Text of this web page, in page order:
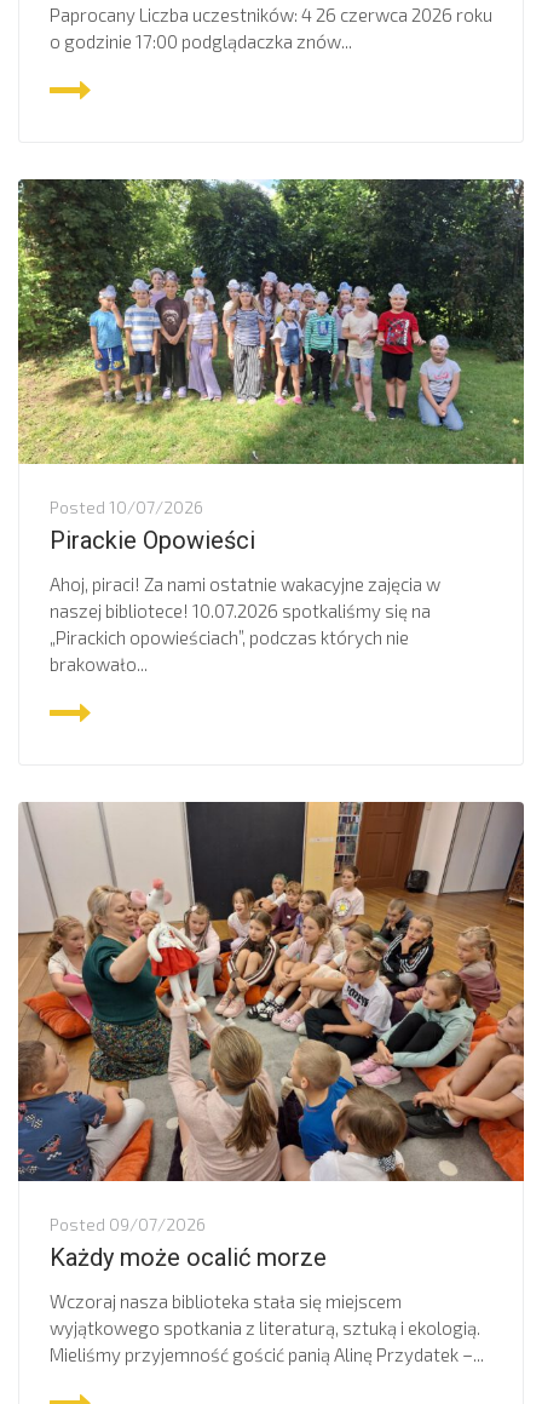
Paprocany Liczba uczestników: 4 26 czerwca 2026 roku
o godzinie 17:00 podglądaczka znów...
Posted 10/07/2026
Pirackie Opowieści
Ahoj, piraci! Za nami ostatnie wakacyjne zajęcia w
naszej bibliotece! 10.07.2026 spotkaliśmy się na
„Pirackich opowieściach”, podczas których nie
brakowało...
Posted 09/07/2026
Każdy może ocalić morze
Wczoraj nasza biblioteka stała się miejscem
wyjątkowego spotkania z literaturą, sztuką i ekologią.
Mieliśmy przyjemność gościć panią Alinę Przydatek –...